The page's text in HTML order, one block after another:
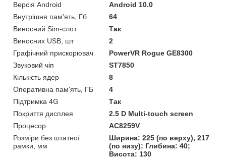
Версія Android
Android 10.0
Внутрішня пам'ять, Гб
64
Виносний Sim-слот
Так
Виносних USB, шт
2
Графічний прискорювач
PowerVR Rogue GE8300
Звуковий чіп
ST7850
Кількість ядер
8
Оперативна пам'ять, ГБ
4
Підтримка 4G
Так
Покриття дисплея
2.5 D Multi-touch screen
Процесор
AC8259V
Розміри без штатної
рамки, мм
Ширина: 225 (по верху), 217
(по низу); Глибина: 40;
Висота: 130